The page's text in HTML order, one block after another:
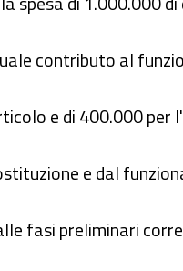
contributo al
e di 400.000 per
e dal
fasi preliminari